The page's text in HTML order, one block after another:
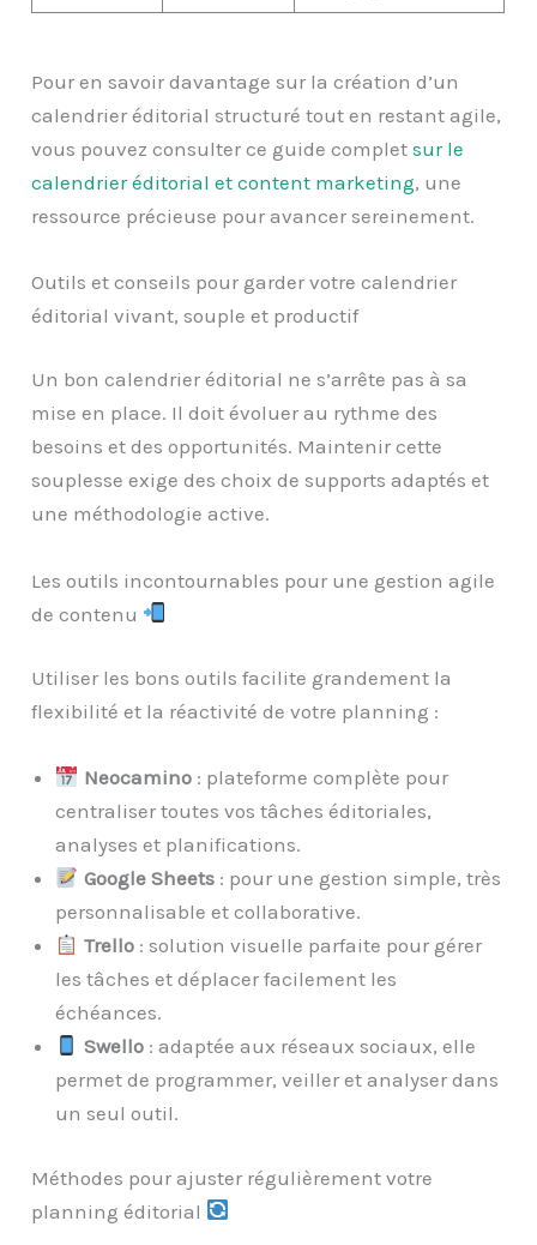
Pour en savoir davantage sur la création d’un
calendrier éditorial structuré tout en restant agile,
vous pouvez consulter ce guide completsur le
calendrier éditorial et content marketing, une
ressource précieuse pour avancer sereinement.
Outils et conseils pour garder votre calendrier
éditorial vivant, souple et productif
Un bon calendrier éditorial ne s’arrête pas à sa
mise en place. Il doit évoluer au rythme des
besoins et des opportunités. Maintenir cette
souplesse exige des choix de supports adaptés et
une méthodologie active.
Les outils incontournables pour une gestion agile
de contenu
Utiliser les bons outils facilite grandement la
flexibilité et la réactivité de votre planning :
Neocamino: plateforme complète pour
centraliser toutes vos tâches éditoriales,
analyses et planifications.
Google Sheets: pour une gestion simple, très
personnalisable et collaborative.
Trello: solution visuelle parfaite pour gérer
les tâches et déplacer facilement les
échéances.
Swello: adaptée aux réseaux sociaux, elle
permet de programmer, veiller et analyser dans
un seul outil.
Méthodes pour ajuster régulièrement votre
planning éditorial